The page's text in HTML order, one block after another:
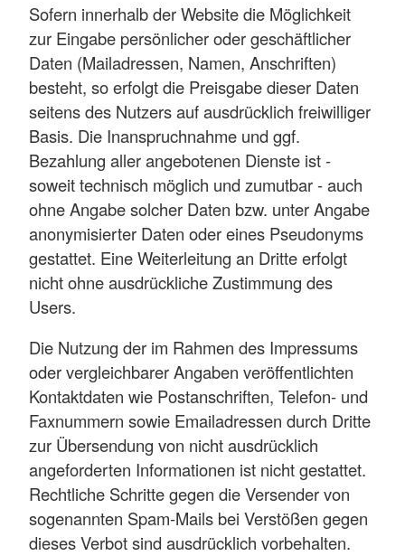
Sofern innerhalb der Website die Möglichkeit
zur Eingabe persönlicher oder geschäftlicher
Daten (Mailadressen, Namen, Anschriften)
besteht, so erfolgt die Preisgabe dieser Daten
seitens des Nutzers auf ausdrücklich freiwilliger
Basis. Die Inanspruchnahme und ggf.
Bezahlung aller angebotenen Dienste ist -
soweit technisch möglich und zumutbar - auch
ohne Angabe solcher Daten bzw. unter Angabe
anonymisierter Daten oder eines Pseudonyms
gestattet. Eine Weiterleitung an Dritte erfolgt
nicht ohne ausdrückliche Zustimmung des
Users.
Die Nutzung der im Rahmen des Impressums
oder vergleichbarer Angaben veröffentlichten
Kontaktdaten wie Postanschriften, Telefon- und
Faxnummern sowie Emailadressen durch Dritte
zur Übersendung von nicht ausdrücklich
angeforderten Informationen ist nicht gestattet.
Rechtliche Schritte gegen die Versender von
sogenannten Spam-Mails bei Verstößen gegen
dieses Verbot sind ausdrücklich vorbehalten.